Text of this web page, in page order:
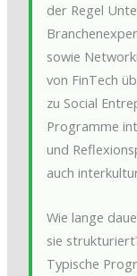
der Regel
sowie
von FinTech
zu Social
Programme
und
auch
Wie lange
sie
Typische